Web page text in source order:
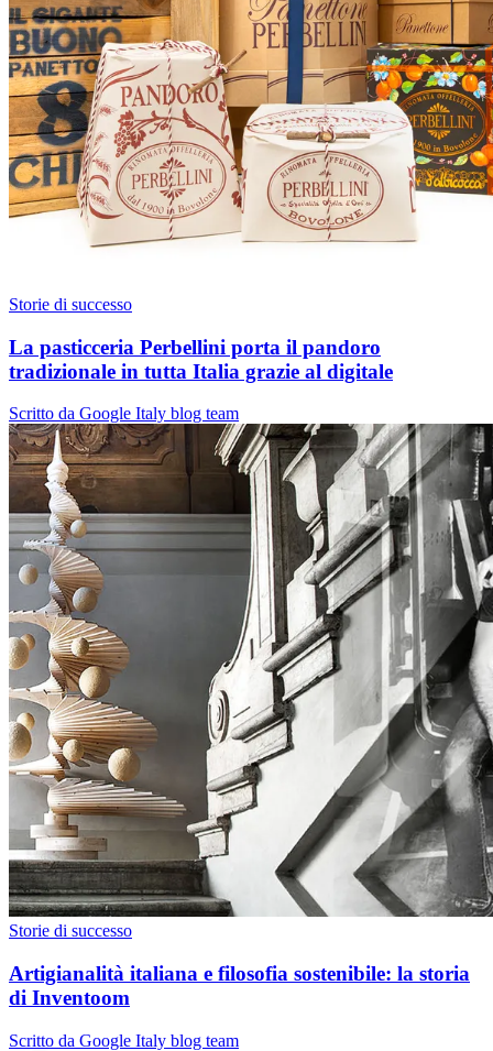
Storie di successo
La pasticceria Perbellini porta il pandoro
tradizionale in tutta Italia grazie al digitale
Scritto da Google Italy blog team
Storie di successo
Artigianalità italiana e filosofia sostenibile: la storia
di Inventoom
Scritto da Google Italy blog team